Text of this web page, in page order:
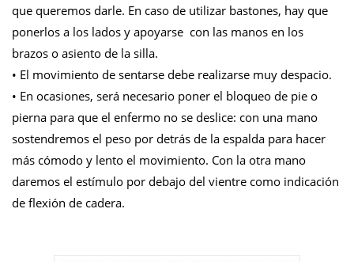
que queremos darle. En caso de utilizar bastones, hay que
ponerlos a los lados y apoyarse con las manos en los
brazos o asiento de la silla.
• El movimiento de sentarse debe realizarse muy despacio.
• En ocasiones, será necesario poner el bloqueo de pie o
pierna para que el enfermo no se deslice: con una mano
sostendremos el peso por detrás de la espalda para hacer
más cómodo y lento el movimiento. Con la otra mano
daremos el estímulo por debajo del vientre como indicación
de flexión de cadera.